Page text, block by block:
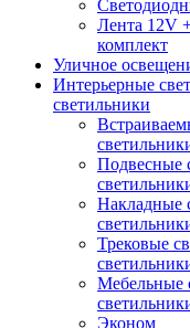
Лента 12V
комплект
Уличное
Интерьерные
светильники
Подвесные
Накладные
Трековые
Мебельные
Эконом